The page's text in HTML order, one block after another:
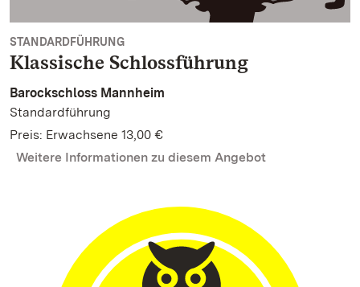
STANDARDFÜHRUNG
Klassische Schlossführung
Barockschloss Mannheim
Standardführung
Preis: Erwachsene 13,00 €
Weitere Informationen zu diesem Angebot